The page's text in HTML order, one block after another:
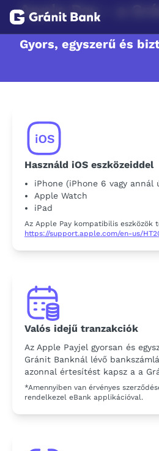
Magánszemélyeknek
Fiataloknak
Befektetőknek
Kapcsolat
Apple Pay - a
Gyors, egyszerű és
Használd iOS eszközeiddel
iPhone (iPhone 6 vagy annál
Apple Watch
iPad
Az Apple Pay kompatibilis
https://support.apple.com/en-us/
Valós idejű tranzakciók
Az Apple Payjel gyorsan és
Gránit Banknál lévő
azonnal értesítést kapsz a a
*Amennyiben van érvényes
rendelkezel eBank applikációval.